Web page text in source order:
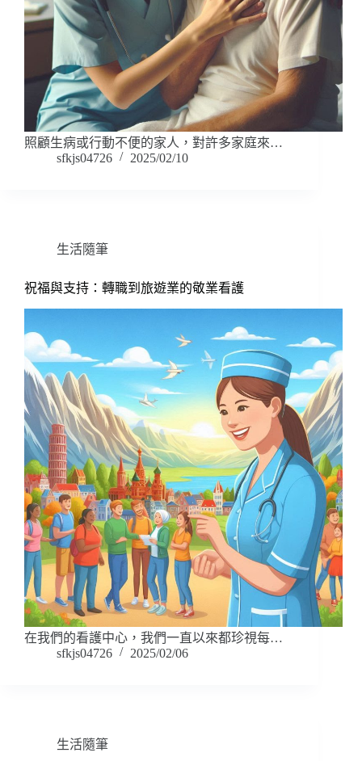
照顧生病或行動不便的家人，對許多家庭來…
sfkjs04726
2025/02/10
生活隨筆
祝福與支持：轉職到旅遊業的敬業看護
在我們的看護中心，我們一直以來都珍視每…
sfkjs04726
2025/02/06
生活隨筆